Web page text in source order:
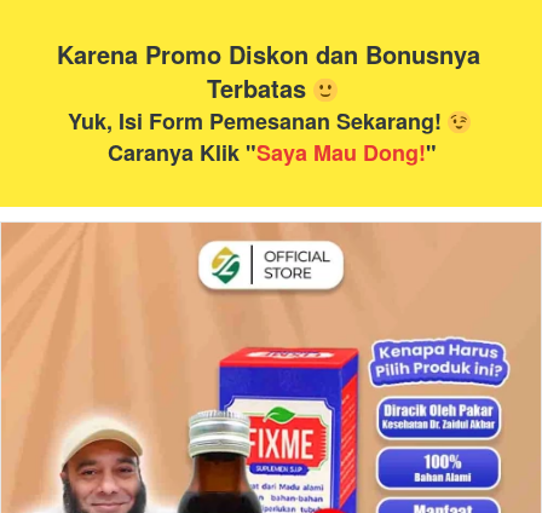
Karena Promo Diskon dan Bonusnya
Terbatas
Yuk, Isi Form Pemesanan Sekarang!
Caranya Klik "Saya Mau Dong!"